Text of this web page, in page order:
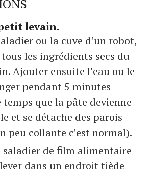
levain.
ou la cuve d’un robot,
les ingrédients secs du
Ajouter ensuite l’eau ou le
pendant 5 minutes
temps que la pâte devienne
et se détache des parois
peu collante c’est normal).
saladier de film alimentaire
dans un endroit tiède